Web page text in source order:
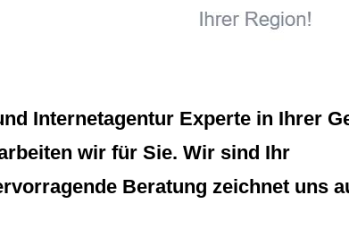
Internetagentur Experte in Ihrer
wir für Sie. Wir sind Ihr
Beratung zeichnet uns